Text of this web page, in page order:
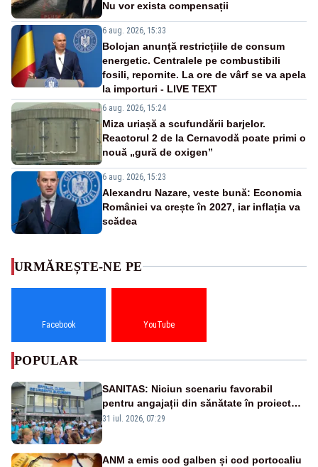
Nu vor exista compensații
6 aug. 2026, 15:33
Bolojan anunță restricțiile de consum
energetic. Centralele pe combustibili
fosili, repornite. La ore de vârf se va apela
la importuri - LIVE TEXT
6 aug. 2026, 15:24
Miza uriașă a scufundării barjelor.
Reactorul 2 de la Cernavodă poate primi o
nouă „gură de oxigen”
6 aug. 2026, 15:23
Alexandru Nazare, veste bună: Economia
României va crește în 2027, iar inflația va
scădea
URMĂREȘTE-NE PE
Facebook YouTube
POPULAR
SANITAS: Niciun scenariu favorabil
pentru angajații din sănătate în proiectul
Legii salarizării
31 iul. 2026, 07:29
ANM a emis cod galben și cod portocaliu